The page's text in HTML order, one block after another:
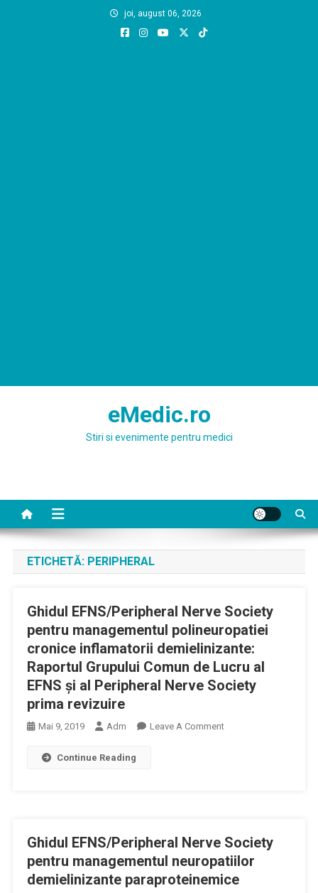
joi, august 06, 2026
eMedic.ro
Stiri si evenimente pentru medici
ETICHETĂ: PERIPHERAL
Ghidul EFNS/Peripheral Nerve Society
pentru managementul polineuropatiei
cronice inflamatorii demielinizante:
Raportul Grupului Comun de Lucru al
EFNS şi al Peripheral Nerve Society
prima revizuire
Mai 9, 2019 Adm Leave A CommentOn
Polineuropatiei
Cronice
Continue Reading
Ghidul EFNS/Peripheral Nerve Society
pentru managementul neuropatiilor
demielinizante paraproteinemice